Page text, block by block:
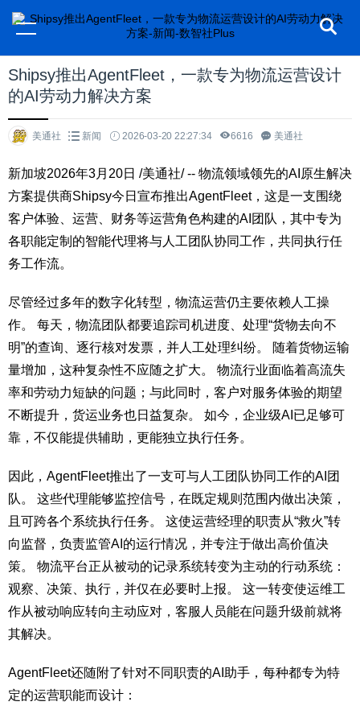
Shipsy推出AgentFleet，一款专为物流运营设计
的AI劳动力解决方案
美通社 新闻 2026-03-20 22:27:34 6616 美通社
新加坡2026年3月20日 /美通社/ -- 物流领域领先的AI原生解决
方案提供商Shipsy今日宣布推出AgentFleet，这是一支围绕
客户体验、运营、财务等运营角色构建的AI团队，其中专为
各职能定制的智能代理将与人工团队协同工作，共同执行任
务工作流。
尽管经过多年的数字化转型，物流运营仍主要依赖人工操
作。 每天，物流团队都要追踪司机进度、处理“货物去向不
明”的查询、逐行核对发票，并人工处理纠纷。 随着货物运输
量增加，这种复杂性不应随之扩大。 物流行业面临着高流失
率和劳动力短缺的问题；与此同时，客户对服务体验的期望
不断提升，货运业务也日益复杂。 如今，企业级AI已足够可
靠，不仅能提供辅助，更能独立执行任务。
因此，AgentFleet推出了一支可与人工团队协同工作的AI团
队。 这些代理能够监控信号，在既定规则范围内做出决策，
且可跨各个系统执行任务。 这使运营经理的职责从“救火”转
向监督，负责监管AI的运行情况，并专注于做出高价值决
策。 物流平台正从被动的记录系统转变为主动的行动系统：
观察、决策、执行，并仅在必要时上报。 这一转变使运维工
作从被动响应转向主动应对，客服人员能在问题升级前就将
其解决。
AgentFleet还随附了针对不同职责的AI助手，每种都专为特
定的运营职能而设计：